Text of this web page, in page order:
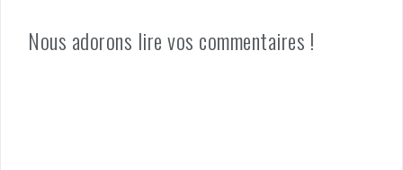
Nous adorons lire vos commentaires !